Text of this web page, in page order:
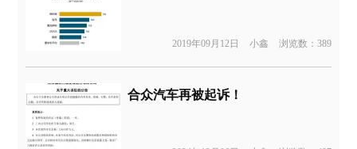
2019年09月12日 小鑫 浏览数：389
合众汽车再被起诉！